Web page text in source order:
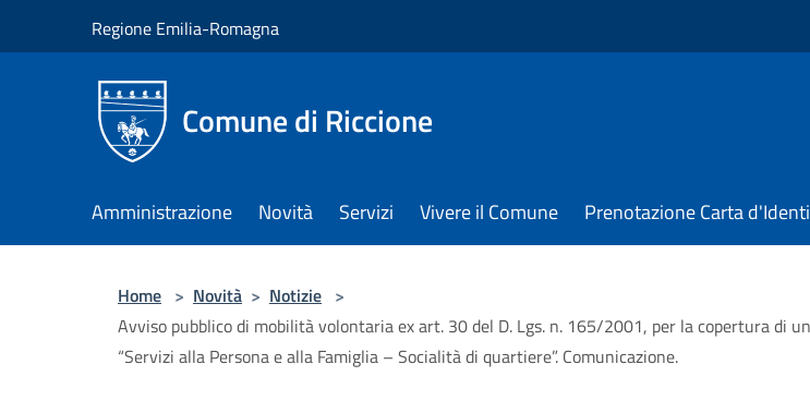
Regione Emilia-Romagna
Comune di Riccione
Amministrazione Novità Servizi Vivere il Comune Prenotazione Carta
Home > Novità > Notizie >
Avviso pubblico di mobilità volontaria ex art. 30 del D. Lgs. n. 165/2001, per la copertura di
“Servizi alla Persona e alla Famiglia – Socialità di quartiere”. Comunicazione.